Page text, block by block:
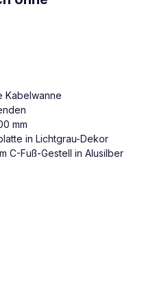
Kabelwanne
mm
in Lichtgrau-Dekor
C-Fuß-Gestell in Alusilber